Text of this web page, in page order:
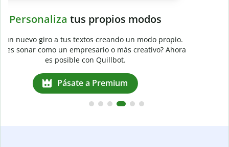
Evitael plagio accidental
Garantiza textos totalmente originales con el detector de
plagio. Analiza tu trabajo en segundos e identifica citas
omitidas en cualquier idioma.
Pásate a Premium